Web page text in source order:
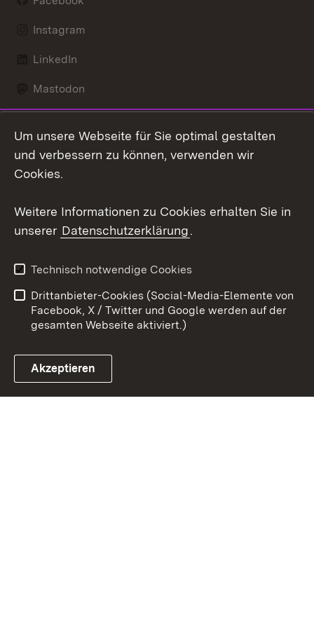
Instagram
LinkedIn
Mastodon
X / Twitter
Youtube
Link zum Landesportal
Kontakt
Datenschutz
Barrierefreiheit
Impressum Cookies
Um unsere Webseite für Sie optimal gestalten
und verbessern zu können, verwenden wir
Cookies.
Weitere Informationen zu Cookies erhalten Sie in
unserer Datenschutzerklärung.
Technisch notwendige Cookies
Drittanbieter-Cookies (Social-Media-Elemente von
Facebook, X / Twitter und Google werden auf der
gesamten Webseite aktiviert.)
Akzeptieren